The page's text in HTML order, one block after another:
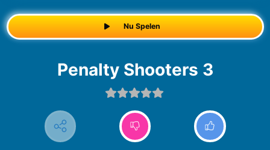
Nu Spelen
Penalty Shooters 3